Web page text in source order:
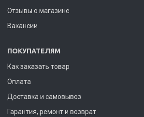
Отзывы о магазине
Вакансии
ПОКУПАТЕЛЯМ
Как заказать товар
Оплата
Доставка и самовывоз
Гарантия, ремонт и возврат